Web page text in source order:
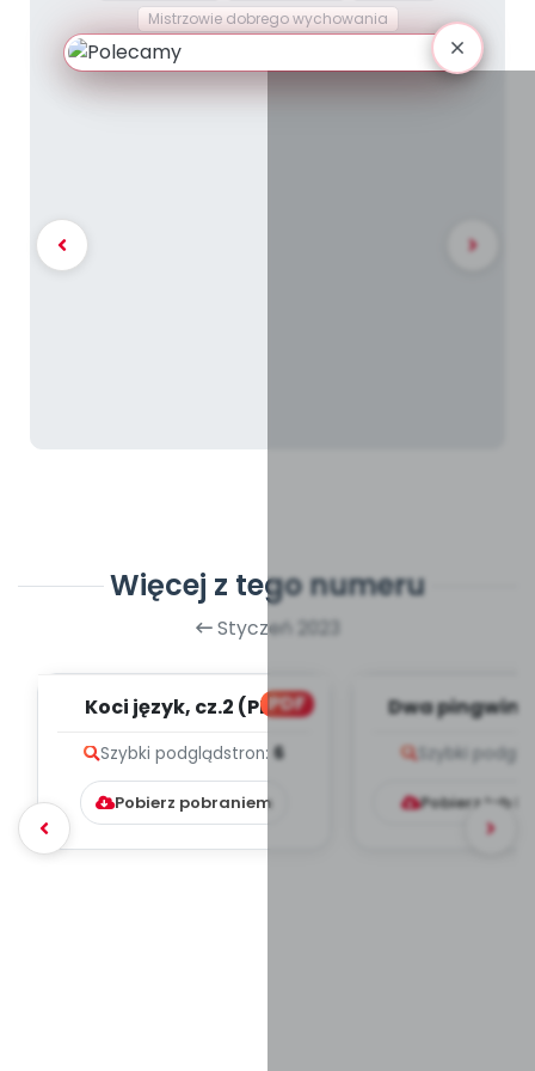
Mistrzowie dobrego wychowania
figury geometryczne
Więcej z tego numeru
Styczeń 2023
PDF
Koci język, cz.2 (PD)
Szybki podglądstron: 6
Pobierz pobraniem
Dwa
Szybki
Pobierz lub